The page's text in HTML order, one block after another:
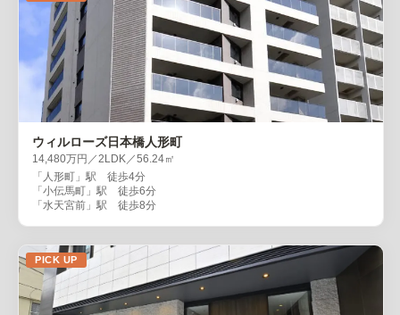
ウィルローズ日本橋人形町
14,480万円／2LDK／56.24㎡
「人形町」駅 徒歩4分
「小伝馬町」駅 徒歩6分
「水天宮前」駅 徒歩8分
PICK UP